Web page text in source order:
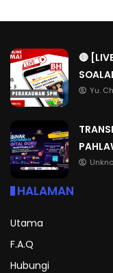
🔴
Yu.
HALAMAN
Utama
F.A.Q
Hubungi